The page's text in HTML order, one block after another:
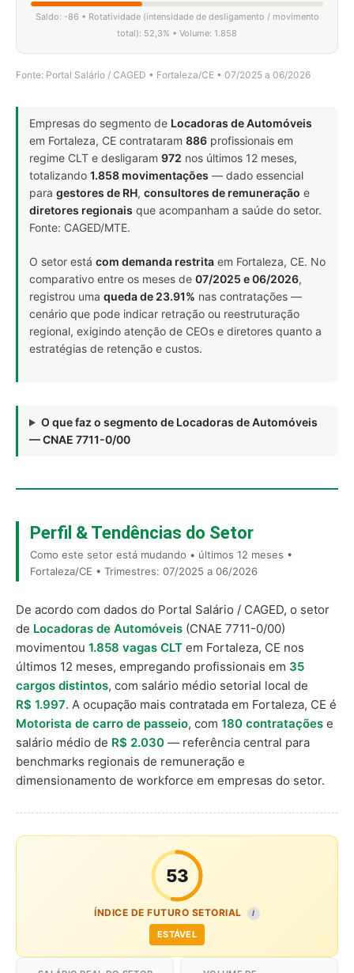
Saldo: -86 • Rotatividade (intensidade de desligamento / movimento
total): 52,3% • Volume: 1.858
Fonte: Portal Salário / CAGED • Fortaleza/CE • 07/2025 a 06/2026
Empresas do segmento de Locadoras de Automóveis
em Fortaleza, CE contrataram 886 profissionais em
regime CLT e desligaram 972 nos últimos 12 meses,
totalizando 1.858 movimentações — dado essencial
para gestores de RH, consultores de remuneração e
diretores regionais que acompanham a saúde do setor.
Fonte: CAGED/MTE.
O setor está com demanda restrita em Fortaleza, CE. No
comparativo entre os meses de 07/2025 e 06/2026,
registrou uma queda de 23.91% nas contratações —
cenário que pode indicar retração ou reestruturação
regional, exigindo atenção de CEOs e diretores quanto a
estratégias de retenção e custos.
O que faz o segmento de Locadoras de Automóveis
— CNAE 7711-0/00
Perfil & Tendências do Setor
Como este setor está mudando • últimos 12 meses •
Fortaleza/CE • Trimestres: 07/2025 a 06/2026
De acordo com dados do Portal Salário / CAGED, o setor
de Locadoras de Automóveis (CNAE 7711-0/00)
movimentou 1.858 vagas CLT em Fortaleza, CE nos
últimos 12 meses, empregando profissionais em 35
cargos distintos, com salário médio setorial local de
R$ 1.997. A ocupação mais contratada em Fortaleza, CE é
Motorista de carro de passeio, com 180 contratações e
salário médio de R$ 2.030 — referência central para
benchmarks regionais de remuneração e
dimensionamento de workforce em empresas do setor.
53
ÍNDICE DE FUTURO SETORIAL I
ESTÁVEL